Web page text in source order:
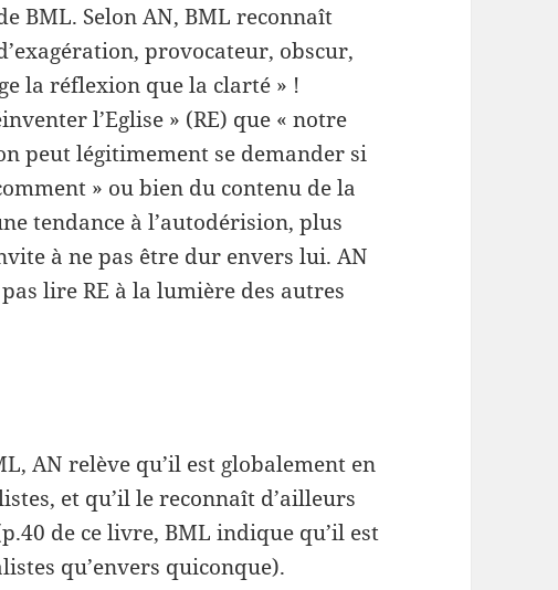
BML. Selon AN, BML reconnaît
provocateur, obscur,
la réflexion que la clarté » !
l’Eglise » (RE) que « notre
peut légitimement se demander si
» ou bien du contenu de la
tendance à l’autodérision, plus
à ne pas être dur envers lui. AN
lire RE à la lumière des autres
AN relève qu’il est globalement en
et qu’il le reconnaît d’ailleurs
de ce livre, BML indique qu’il est
qu’envers quiconque).